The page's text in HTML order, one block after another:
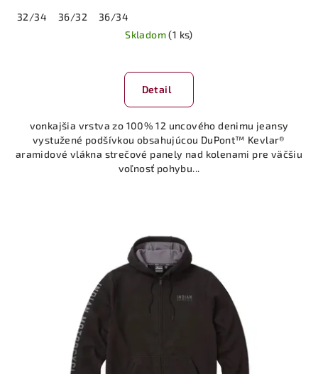
32/34 36/32
36/34
Skladom(1 ks)
Detail
vonkajšia vrstva zo 100% 12 uncového denimu jeansy
vystužené podšívkou obsahujúcou DuPont™ Kevlar®
aramidové vlákna strečové panely nad kolenami pre väčšiu
voľnosť pohybu...